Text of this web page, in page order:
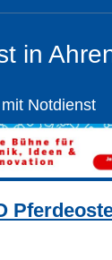
in
Notdienst